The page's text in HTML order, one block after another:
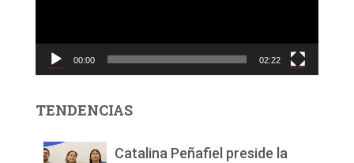
c
d
00:00 02:22
TENDENCIAS
Catalina Peñafiel preside la